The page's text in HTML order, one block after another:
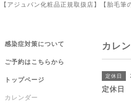
【アジュバン化粧品正規取扱店】【胎毛筆
カレ
定休日
定休日
感染症対策について
ご予約はこちらから
トップページ
カレンダー